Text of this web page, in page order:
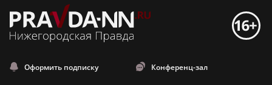
Оформить подписку Конференц-зал